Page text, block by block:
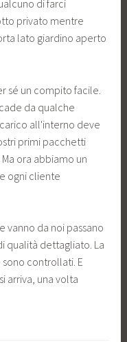
di farci
privato mentre
lato giardino aperto
sé un compito facile.
da qualche
all'interno deve
primi pacchetti
ora abbiamo un
ogni cliente
vanno da noi passano
qualità dettagliato. La
controllati. E
arriva, una volta